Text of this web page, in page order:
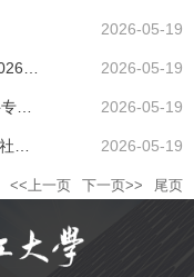
2026-05-19
2026-05-19
2026-05-19
2026-05-19
<<上一页 下一页>> 尾页